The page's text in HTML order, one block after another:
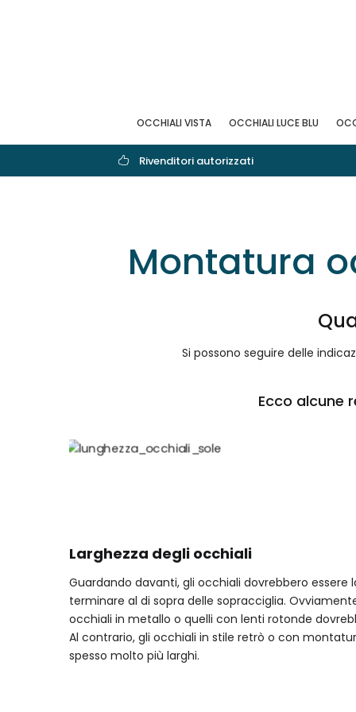
OCCHIALI VISTA OCCHIALI LUCE BLU
Rivenditori autorizzati
Montatura
Si possono seguire delle
Ecco alcune
Larghezza degli occhiali
Guardando davanti, gli occhiali dovrebbero essere
terminare al di sopra delle sopracciglia.
occhiali in metallo o quelli con lenti rotonde
Al contrario, gli occhiali in stile retrò o con
spesso molto più larghi.